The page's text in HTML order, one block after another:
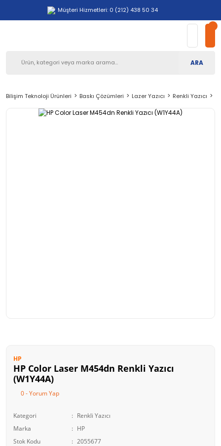
Müşteri Hizmetleri: 0 (212) 438 50 34
ARA
Bilişim Teknoloji Ürünleri Baskı Çözümleri Lazer Yazıcı Renkli Yazıcı
HP
HP Color Laser M454dn Renkli Yazıcı
(W1Y44A)
0 - Yorum Yap
Kategori
Renkli Yazıcı
Marka
HP
Stok Kodu
2055677